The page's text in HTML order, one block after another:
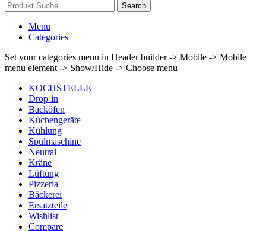
Search
Menu
Categories
Set your categories menu in Header builder -> Mobile -> Mobile
menu element -> Show/Hide -> Choose menu
KOCHSTELLE
Drop-in
Backöfen
Küchengeräte
Kühlung
Spülmaschine
Neutral
Kräne
Lüftung
Pizzeria
Bäckerei
Ersatzteile
Wishlist
Compare